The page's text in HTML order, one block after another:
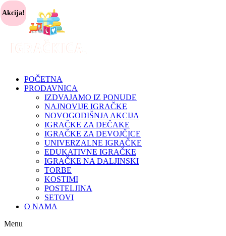
POČETNA
PRODAVNICA
IZDVAJAMO IZ PONUDE
NAJNOVIJE IGRAČKE
NOVOGODIŠNJA AKCIJA
IGRAČKE ZA DEČAKE
IGRAČKE ZA DEVOJČICE
UNIVERZALNE IGRAČKE
EDUKATIVNE IGRAČKE
IGRAČKE NA DALJINSKI
TORBE
KOSTIMI
POSTELJINA
SETOVI
O NAMA
Menu
Akcija!